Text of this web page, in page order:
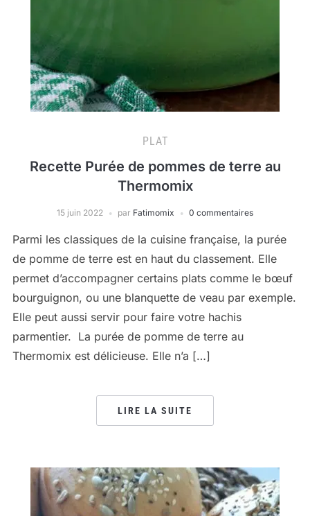
PLAT
Recette Purée de pommes de terre au
Thermomix
15 juin 2022 par Fatimomix 0 commentaires
Parmi les classiques de la cuisine française, la purée
de pomme de terre est en haut du classement. Elle
permet d’accompagner certains plats comme le bœuf
bourguignon, ou une blanquette de veau par exemple.
Elle peut aussi servir pour faire votre hachis
parmentier. La purée de pomme de terre au
Thermomix est délicieuse. Elle n’a […]
LIRE LA SUITE